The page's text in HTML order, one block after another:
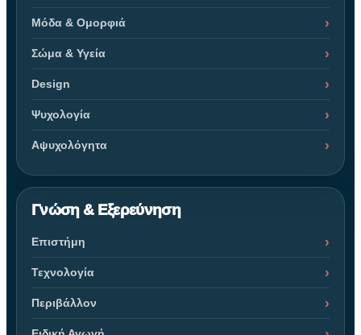
Μόδα & Ομορφιά
Σώμα & Υγεία
Design
Ψυχολογία
Αψυχολόγητα
Γνώση & Εξερεύνηση
Επιστήμη
Τεχνολογία
Περιβάλλον